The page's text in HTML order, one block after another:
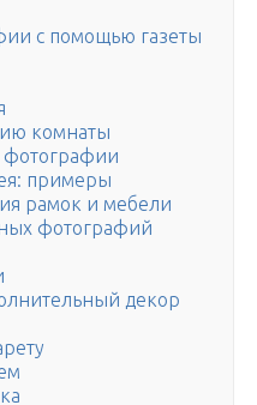
с помощью газеты
комнаты
фотографии
примеры
рамок и мебели
фотографий
декор